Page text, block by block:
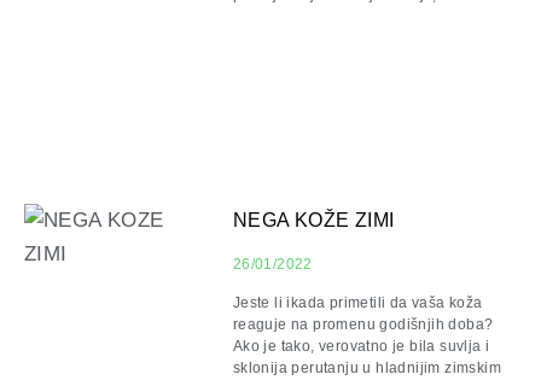
NEGA KOŽE ZIMI
26/01/2022
Jeste li ikada primetili da vaša koža
reaguje na promenu godišnjih doba?
Ako je tako, verovatno je bila suvlja i
sklonija perutanju u hladnijim zimskim